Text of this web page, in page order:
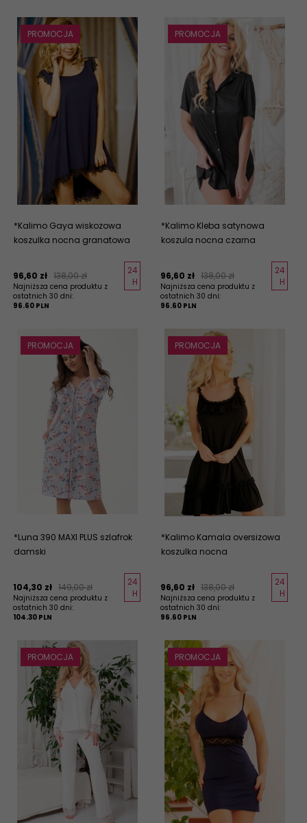
PROMOCJA
*Kalimo Gaya wiskozowa
koszulka nocna granatowa
96,60 zł 138,00 zł
Najniższa cena produktu z
ostatnich 30 dni:
96.60 PLN
24
H
PROMOCJA
*Kalimo Kleba satynowa
koszula nocna czarna
96,60 zł 138,00 zł
Najniższa cena produktu z
ostatnich 30 dni:
96.60 PLN
24
H
PROMOCJA
*Luna 390 MAXI PLUS szlafrok
damski
104,30 zł 149,00 zł
Najniższa cena produktu z
ostatnich 30 dni:
104.30 PLN
24
H
PROMOCJA
*Kalimo Kamala oversizowa
koszulka nocna
96,60 zł 138,00 zł
Najniższa cena produktu z
ostatnich 30 dni:
96.60 PLN
24
H
PROMOCJA PROMOCJA